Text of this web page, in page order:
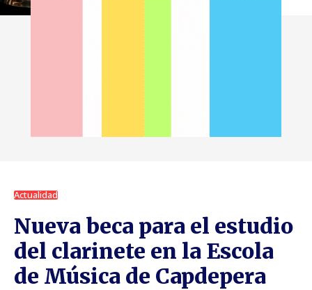
Actualidad
Nueva beca para el estudio
del clarinete en la Escola
de Música de Capdepera